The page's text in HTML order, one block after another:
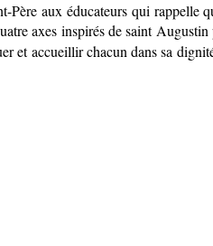
aux éducateurs qui
axes inspirés de saint
et accueillir chacun dans sa